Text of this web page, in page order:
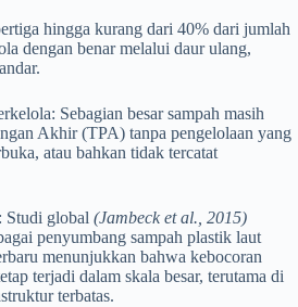
hingga kurang dari 40% dari jumlah
dengan benar melalui daur ulang,
Sebagian besar sampah masih
Akhir (TPA) tanpa pengelolaan yang
atau bahkan tidak tercatat
Studi global (Jambeck et al., 2015)
penyumbang sampah plastik laut
menunjukkan bahwa kebocoran
terjadi dalam skala besar, terutama di
terbatas.